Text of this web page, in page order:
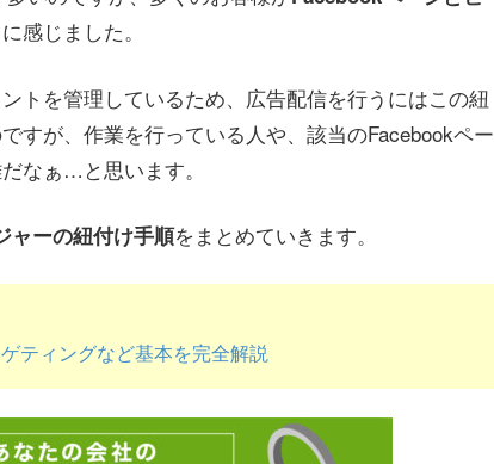
感じました。
トを管理しているため、広告配信を行うにはこの紐
すが、作業を行っている人や、該当のFacebookペー
なぁ…と思います。
ャーの紐付け手順をまとめていきます。
ティングなど基本を完全解説